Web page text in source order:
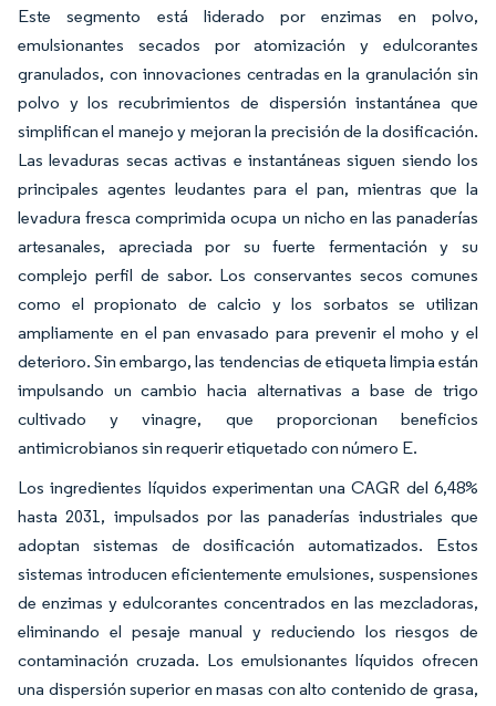
Este segmento está liderado por enzimas en polvo,
emulsionantes secados por atomización y edulcorantes
granulados, con innovaciones centradas en la granulación sin
polvo y los recubrimientos de dispersión instantánea que
simplifican el manejo y mejoran la precisión de la dosificación.
Las levaduras secas activas e instantáneas siguen siendo los
principales agentes leudantes para el pan, mientras que la
levadura fresca comprimida ocupa un nicho en las panaderías
artesanales, apreciada por su fuerte fermentación y su
complejo perfil de sabor. Los conservantes secos comunes
como el propionato de calcio y los sorbatos se utilizan
ampliamente en el pan envasado para prevenir el moho y el
deterioro. Sin embargo, las tendencias de etiqueta limpia están
impulsando un cambio hacia alternativas a base de trigo
cultivado y vinagre, que proporcionan beneficios
antimicrobianos sin requerir etiquetado con número E.
Los ingredientes líquidos experimentan una CAGR del 6,48%
hasta 2031, impulsados por las panaderías industriales que
adoptan sistemas de dosificación automatizados. Estos
sistemas introducen eficientemente emulsiones, suspensiones
de enzimas y edulcorantes concentrados en las mezcladoras,
eliminando el pesaje manual y reduciendo los riesgos de
contaminación cruzada. Los emulsionantes líquidos ofrecen
una dispersión superior en masas con alto contenido de grasa,